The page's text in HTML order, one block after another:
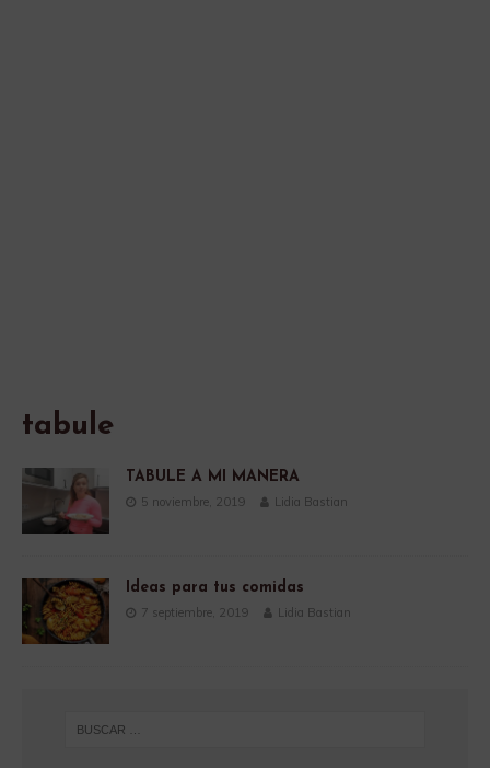
tabule
TABULE A MI MANERA
5 noviembre, 2019 Lidia Bastian
Ideas para tus comidas
7 septiembre, 2019 Lidia Bastian